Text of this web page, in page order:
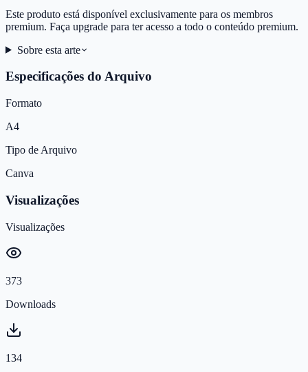
Este produto está disponível exclusivamente para os membros
premium. Faça upgrade para ter acesso a todo o conteúdo premium.
Sobre esta arte
Especificações do Arquivo
Formato
A4
Tipo de Arquivo
Canva
Visualizações
Visualizações
373
Downloads
134